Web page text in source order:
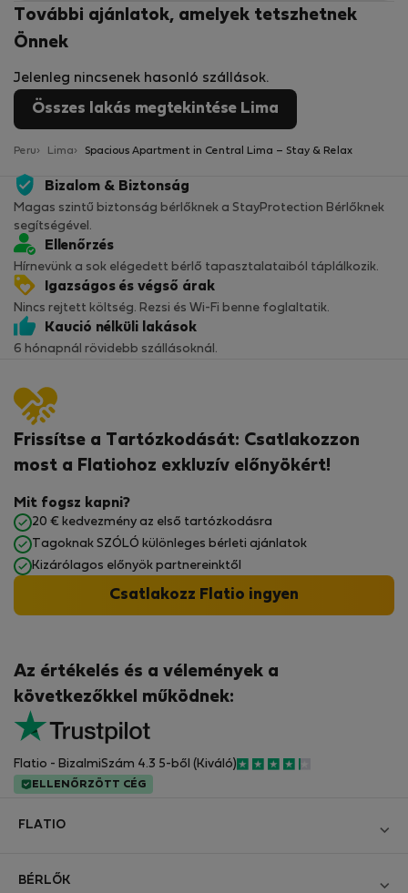
További ajánlatok, amelyek tetszhetnek
Önnek
Jelenleg nincsenek hasonló szállások.
Összes lakás megtekintése Lima
Peru Lima Spacious Apartment in Central Lima – Stay & Relax
Bizalom & Biztonság
Magas szintű biztonság bérlőknek a StayProtection Bérlőknek
segítségével.
Ellenőrzés
Hírnevünk a sok elégedett bérlő tapasztalataiból táplálkozik.
Igazságos és végső árak
Nincs rejtett költség. Rezsi és Wi-Fi benne foglaltatik.
Kaució nélküli lakások
6 hónapnál rövidebb szállásoknál.
Az értékelés és a vélemények a
következőkkel működnek:
Flatio - BizalmiSzám 4.3 5-ből (Kiváló)
ELLENŐRZÖTT CÉG
Frissítse a Tartózkodását: Csatlakozzon
most a Flatiohoz exkluzív előnyökért!
Mit fogsz kapni?
20 € kedvezmény az első tartózkodásra
Tagoknak SZÓLÓ különleges bérleti ajánlatok
Kizárólagos előnyök partnereinktől
Csatlakozz Flatio ingyen
FLATIO
BÉRLŐK